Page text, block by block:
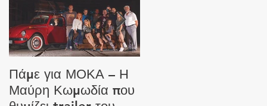
Πάμε για ΜΟΚΑ – Η
Μαύρη Κωμωδία που